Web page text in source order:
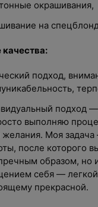
окрашивания,
на
подход,
подход
выполняю
Моя задача
после которого
образом, но
себя —
прекрасной.